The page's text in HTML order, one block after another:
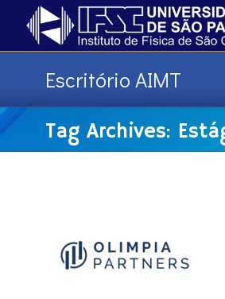
Escritório AIMT
Tag Archives: